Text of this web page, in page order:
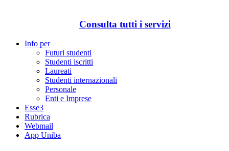
Consulta tutti i servizi
Info per
Futuri studenti
Studenti iscritti
Laureati
Studenti internazionali
Personale
Enti e Imprese
Esse3
Rubrica
Webmail
App Uniba